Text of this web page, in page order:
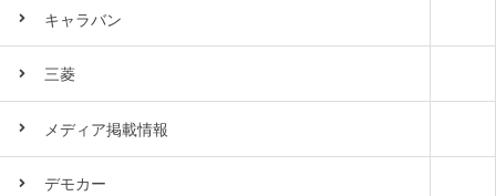
キャラバン
三菱
メディア掲載情報
デモカー